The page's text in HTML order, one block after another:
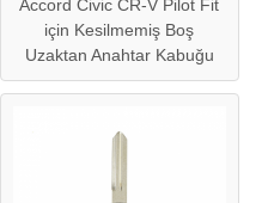
Accord Civic CR-V Pilot Fit
için Kesilmemiş Boş
Uzaktan Anahtar Kabuğu